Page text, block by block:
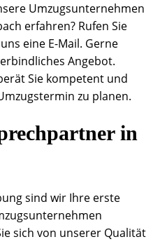
Umzugsunternehmen
erfahren? Rufen Sie
eine E-Mail. Gerne
Angebot.
Sie kompetent und
zu planen.
in
sind wir Ihre erste
sich von unserer Qualität